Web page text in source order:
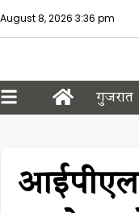
August 8, 2026 3:36 pm
गुजरात
आईपीएल